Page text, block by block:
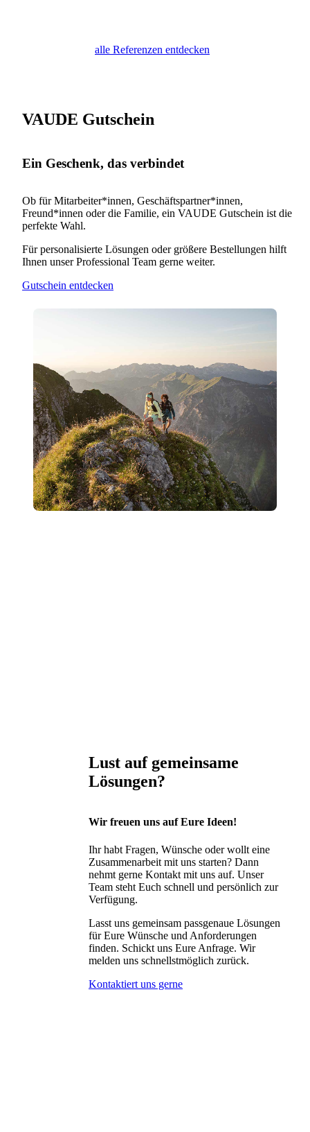
alle Referenzen entdecken
VAUDE Gutschein
Ein Geschenk, das verbindet
Ob für Mitarbeiter*innen, Geschäftspartner*innen,
Freund*innen oder die Familie, ein VAUDE Gutschein ist die
perfekte Wahl.
Für personalisierte Lösungen oder größere Bestellungen hilft
Ihnen unser Professional Team gerne weiter.
Gutschein entdecken
Lust auf gemeinsame
Lösungen?
Wir freuen uns auf Eure Ideen!
Ihr habt Fragen, Wünsche oder wollt eine
Zusammenarbeit mit uns starten? Dann
nehmt gerne Kontakt mit uns auf. Unser
Team steht Euch schnell und persönlich zur
Verfügung.
Lasst uns gemeinsam passgenaue Lösungen
für Eure Wünsche und Anforderungen
finden. Schickt uns Eure Anfrage. Wir
melden uns schnellstmöglich zurück.
Kontaktiert uns gerne